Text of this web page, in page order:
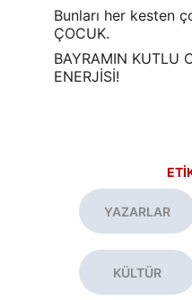
Bunları her kesten
ÇOCUK.
BAYRAMIN KUTLU
ENERJİSİ!
YAZARLAR
KÜLTÜR